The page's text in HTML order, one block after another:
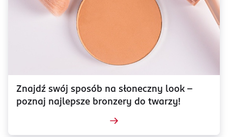
Znajdź swój sposób na słoneczny look –
poznaj najlepsze bronzery do twarzy!